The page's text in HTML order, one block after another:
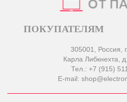
ПОКУПАТЕЛЯМ
305001, Россия,
Карла Либкнехта,
Тел.: +7 (915)
E-mail: